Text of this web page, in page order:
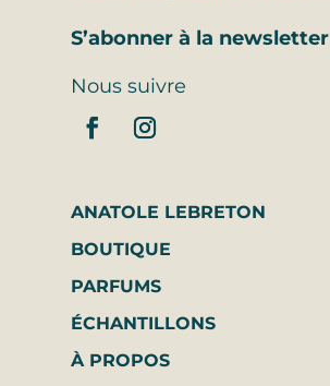
S’abonner à la newsletter
Nous suivre
ANATOLE LEBRETON
BOUTIQUE
PARFUMS
ÉCHANTILLONS
À PROPOS